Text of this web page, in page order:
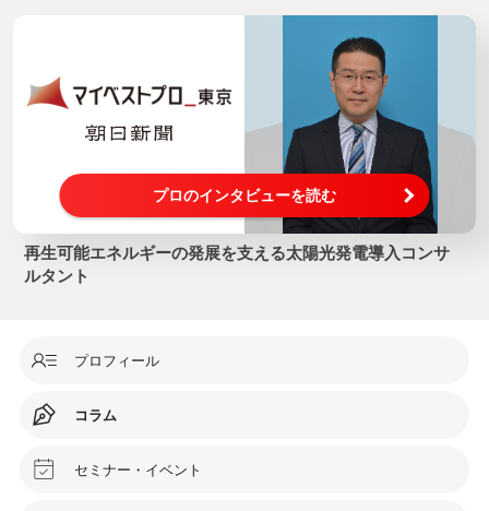
プロのインタビューを読む
再生可能エネルギーの発展を支える太陽光発電導入コンサ
ルタント
プロフィール
コラム
セミナー・イベント